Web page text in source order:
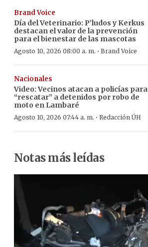
Brand Voice
Día del Veterinario: P’ludos y Kerkus
destacan el valor de la prevención
para el bienestar de las mascotas
Agosto 10, 2026 08:00 a. m. · Brand Voice
Nacionales
Video: Vecinos atacan a policías para
“rescatar” a detenidos por robo de
moto en Lambaré
Agosto 10, 2026 07:44 a. m. · Redacción ÚH
Notas más leídas